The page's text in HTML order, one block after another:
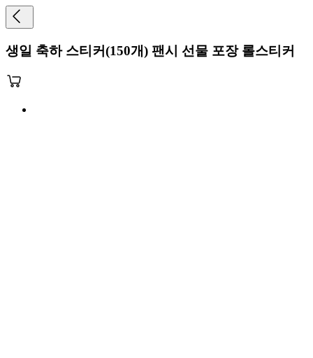
생일 축하 스티커(150개) 팬시 선물 포장 롤스티커